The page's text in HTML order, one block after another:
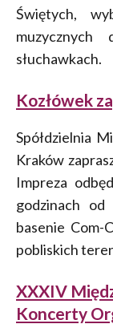
Świętych,
muzycznych
słuchawkach.
Kozłówek
Spółdzielnia
Kraków
Impreza
godzinach
basenie Com-
pobliskich
XXXIV
Koncerty